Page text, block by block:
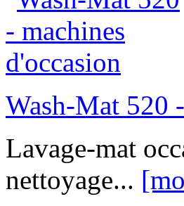
Wash-Mat 520
Lavage-mat
nettoyage...